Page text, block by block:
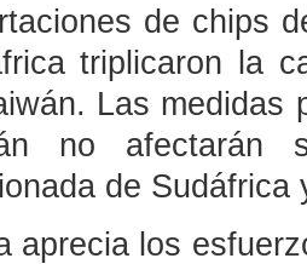
de chips
triplicaron la
Las medidas
no afectarán
de
aprecia los